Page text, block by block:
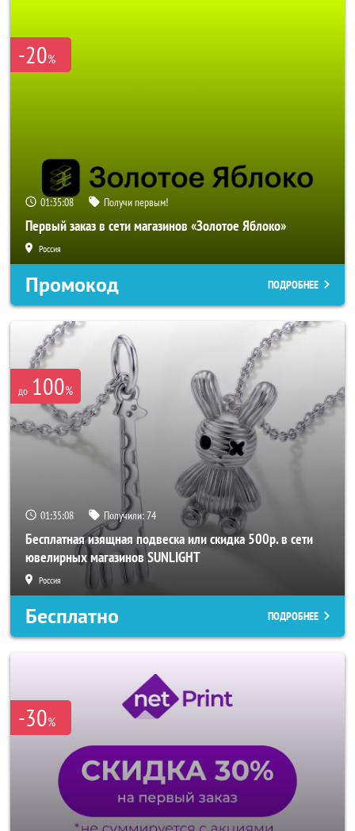
-20%
01:35:06 Получи первым!
Первый заказ в сети магазинов «Золотое Яблоко»
Россия
Промокод ПОДРОБНЕЕ
до 100%
01:35:06 Получили:74
Бесплатная изящная подвеска или скидка 500р. в сети
ювелирных магазинов SUNLIGHT
Россия
Бесплатно ПОДРОБНЕЕ
-30%